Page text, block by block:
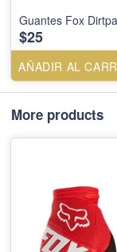
Guantes Fox
$25
AÑADIR AL
More products